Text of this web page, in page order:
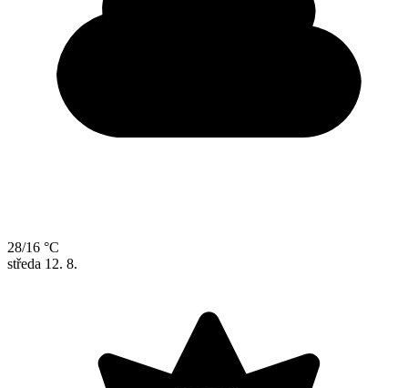
28/16 °C
středa 12. 8.